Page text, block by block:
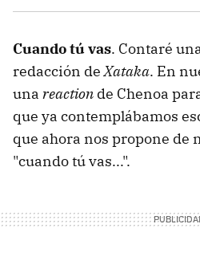
Cuando tú vas. Contaré
redacción deXataka. En
una reaction de Chenoa
que ya contemplábamos
que ahora nos propone de
"cuando tú vas...".